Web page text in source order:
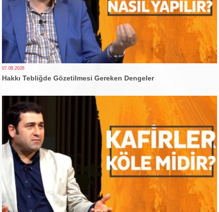
07.08.2026
Hakkı Tebliğde Gözetilmesi Gereken Dengeler